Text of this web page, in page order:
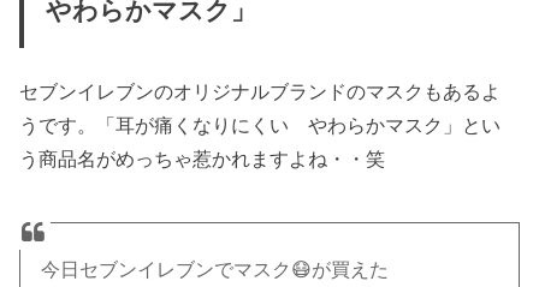
やわらかマスク」
セブンイレブンのオリジナルブランドのマスクもあるよ
うです。「耳が痛くなりにくい やわらかマスク」とい
う商品名がめっちゃ惹かれますよね・・笑
今日セブンイレブンでマスク😷が買えた